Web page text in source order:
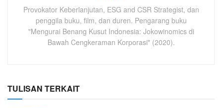
Provokator Keberlanjutan, ESG and CSR Strategist, dan
penggila buku, film, dan duren. Pengarang buku
"Mengurai Benang Kusut Indonesia: Jokowinomics di
Bawah Cengkeraman Korporasi" (2020).
TULISAN TERKAIT